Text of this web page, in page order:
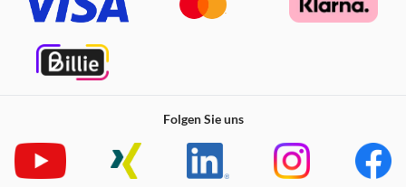
Folgen Sie uns